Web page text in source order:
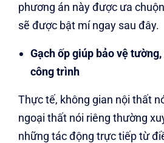
phương án này được ưa
sẽ được bật mí ngay sau đây.
Gạch ốp giúp bảo vệ
công trình
Thực tế, không gian nội thất
ngoại thất nói riêng thường
những tác động trực tiếp từ